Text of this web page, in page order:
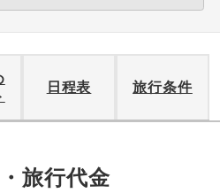
日程表 旅行条件
旅行代金
り様でバス席を2席利⽤できま